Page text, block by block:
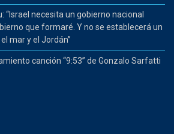
“Israel necesita un gobierno nacional
que formaré. Y no se establecerá un
mar y el Jordán”
canción “9:53” de Gonzalo Sarfatti